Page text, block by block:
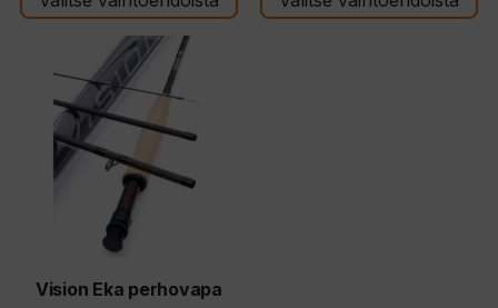
ä
Vision Eka perhovapa
tuotteella
useampi
muunnelma.
tuotteen